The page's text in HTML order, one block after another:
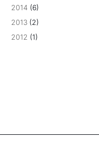
2014 (6)
2013 (2)
2012 (1)